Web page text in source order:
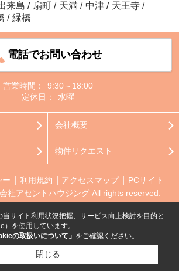
来島 / 扇町 / 天満 / 中津 / 天王寺 /
/ 緑橋
電話でお問い合わせ
営業時間：
9:30～18:00
定休日：
水曜
会社概要
物件リクエスト
ー 利用規約 アクセスマップ
PCサイト
社アセントハウジング All rights reserved.
サイト利用状況把握、サービス向上検討を目的と
を使用しています。
の取扱いについて」 をご確認ください。
閉じる